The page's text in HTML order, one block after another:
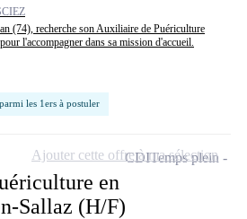
(74), recherche son Auxiliaire de Puériculture
l'accompagner dans sa mission d'accueil.
les 1ers à postuler
en
Sallaz (H/F)
CDITemps plein
Ajouter cette offre à ma sélection